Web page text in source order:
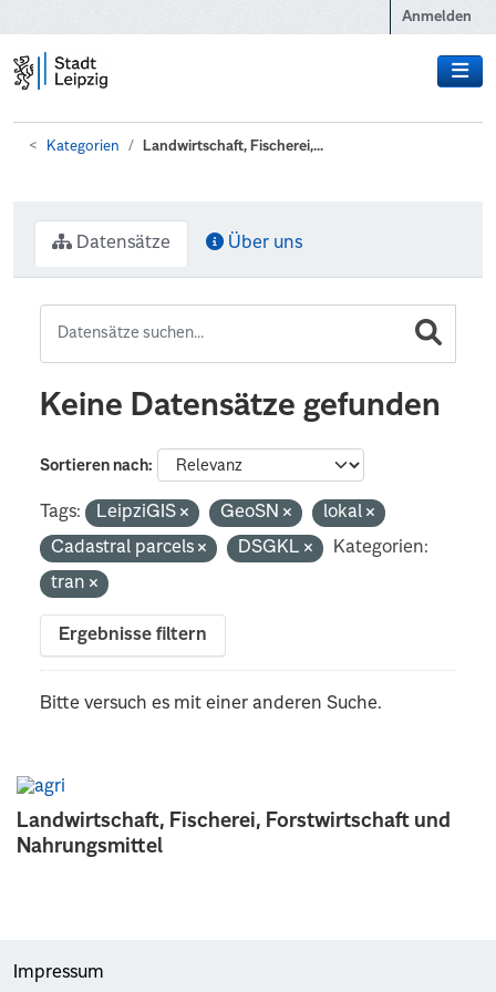
Anmelden
Kategorien Landwirtschaft, Fischerei,...
Landwirtschaft, Fischerei, Forstwirtschaft und
Nahrungsmittel
Datensätze Über uns
Keine Datensätze gefunden
Sortieren nach
Tags: LeipziGIS GeoSN
lokal
Cadastral parcels
DSGKL
Kategorien:
tran
Ergebnisse filtern
Bitte versuch es mit einer anderen Suche.
Impressum